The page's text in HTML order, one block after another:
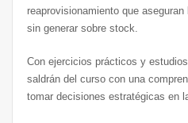
reaprovisionamiento que
sin generar sobre stock.
Con ejercicios prácticos y
saldrán del curso con una
tomar decisiones estratégicas en